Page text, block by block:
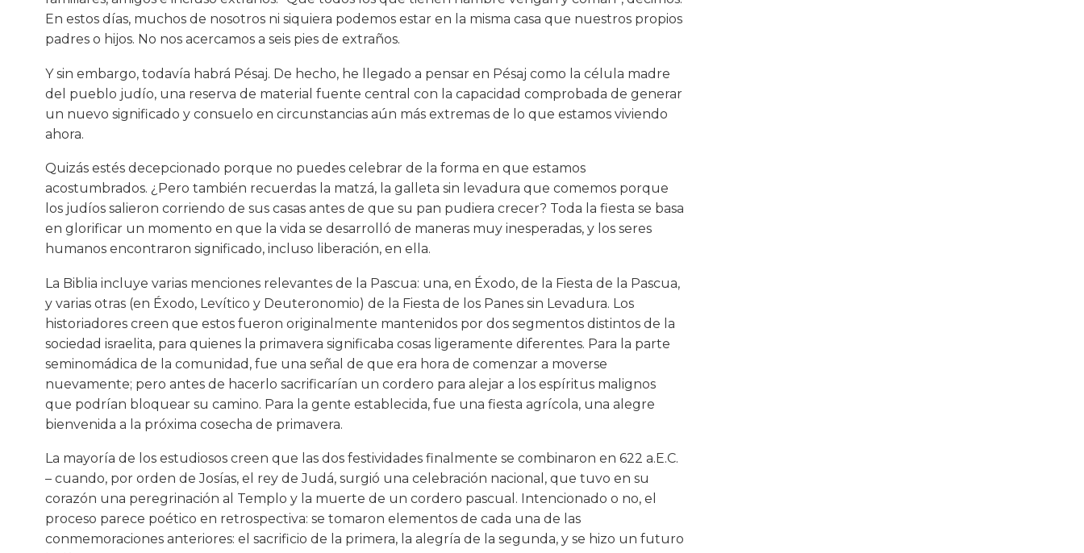
En estos días, muchos de nosotros ni siquiera podemos estar en la misma casa que nuestros propios
padres o hijos. No nos acercamos a seis pies de extraños.
Y sin embargo, todavía habrá Pésaj. De hecho, he llegado a pensar en Pésaj como la célula madre
del pueblo judío, una reserva de material fuente central con la capacidad comprobada de generar
un nuevo significado y consuelo en circunstancias aún más extremas de lo que estamos viviendo
ahora.
Quizás estés decepcionado porque no puedes celebrar de la forma en que estamos
acostumbrados. ¿Pero también recuerdas la matzá, la galleta sin levadura que comemos porque
los judíos salieron corriendo de sus casas antes de que su pan pudiera crecer? Toda la fiesta se basa
en glorificar un momento en que la vida se desarrolló de maneras muy inesperadas, y los seres
humanos encontraron significado, incluso liberación, en ella.
La Biblia incluye varias menciones relevantes de la Pascua: una, en Éxodo, de la Fiesta de la Pascua,
y varias otras (en Éxodo, Levítico y Deuteronomio) de la Fiesta de los Panes sin Levadura. Los
historiadores creen que estos fueron originalmente mantenidos por dos segmentos distintos de la
sociedad israelita, para quienes la primavera significaba cosas ligeramente diferentes. Para la parte
seminomádica de la comunidad, fue una señal de que era hora de comenzar a moverse
nuevamente; pero antes de hacerlo sacrificarían un cordero para alejar a los espíritus malignos
que podrían bloquear su camino. Para la gente establecida, fue una fiesta agrícola, una alegre
bienvenida a la próxima cosecha de primavera.
La mayoría de los estudiosos creen que las dos festividades finalmente se combinaron en 622 a.E.C.
– cuando, por orden de Josías, el rey de Judá, surgió una celebración nacional, que tuvo en su
corazón una peregrinación al Templo y la muerte de un cordero pascual. Intencionado o no, el
proceso parece poético en retrospectiva: se tomaron elementos de cada una de las
conmemoraciones anteriores: el sacrificio de la primera, la alegría de la segunda, y se hizo un futuro